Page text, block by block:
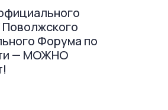
Форума по
— МОЖНО